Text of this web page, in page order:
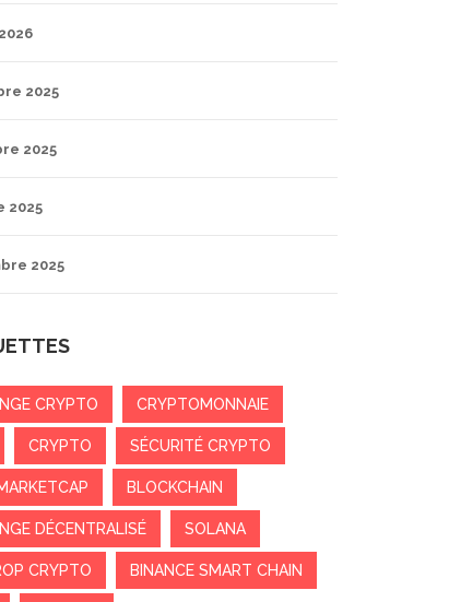
2025
2025
2025
2025
CRYPTO CRYPTOMONNAIE
CRYPTO SÉCURITÉ CRYPTO
BLOCKCHAIN
DÉCENTRALISÉ SOLANA
CRYPTO BINANCE SMART CHAIN